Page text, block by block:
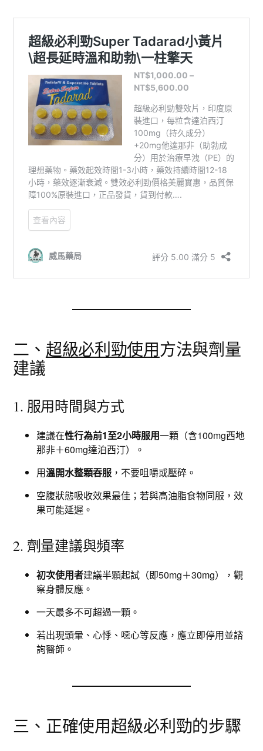
二、 超級必利勁使用方法與劑量
建議
1. 服用時間與方式
建議在性行為前1至2小時服用一顆（含100mg西地
那非＋60mg達泊西汀）。
用溫開水整顆吞服 ，不要咀嚼或壓碎。
空腹狀態吸收效果最佳；若與高油脂食物同服，效
果可能延遲。
2. 劑量建議與頻率
初次使用者建議半顆起試（即50mg＋30mg），觀
察身體反應。
一天最多不可超過一顆。
若出現頭暈、心悸、噁心等反應，應立即停用並諮
詢醫師。
三、正確使用超級必利勁的步驟